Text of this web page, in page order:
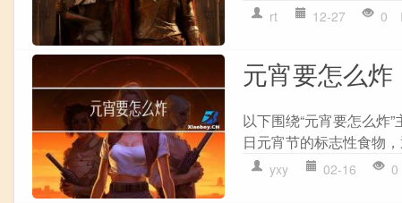
rt 12-27 0
元宵要怎么炸
以下围绕“元宵要怎么炸
日元宵节的标志性食物
yxy 02-16 0